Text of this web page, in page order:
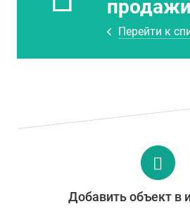
продажи
Перейти к
Добавить объект в